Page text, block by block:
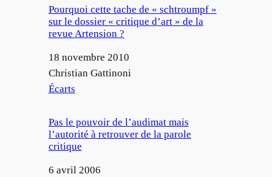
Pourquoi cette tache de « schtroumpf »
sur le dossier « critique d’art » de la
revue Artension ?
Date
18 novembre 2010
Auteur
Christian Gattinoni
Par rapport à
Écarts
Pas le pouvoir de l’audimat mais
l’autorité à retrouver de la parole
critique
Date
6 avril 2006